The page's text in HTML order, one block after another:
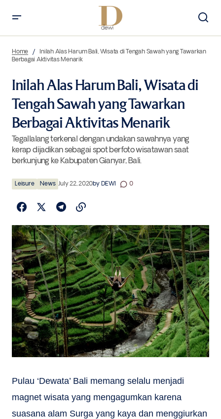
Berbagai Aktivitas Menarik
Home
Inilah Alas Harum Bali, Wisata di Tengah Sawah yang Tawarkan
Berbagai Aktivitas Menarik
Inilah Alas Harum Bali, Wisata di
Tengah Sawah yang Tawarkan
Berbagai Aktivitas Menarik
Tegallalang terkenal dengan undakan sawahnya yang
kerap dijadikan sebagai spot berfoto wisatawan saat
berkunjung ke Kabupaten Gianyar, Bali.
Leisure News July 22, 2020by DEWI 0
Pulau ‘Dewata’ Bali memang selalu menjadi
magnet wisata yang mengagumkan karena
suasana alam Surga yang kaya dan menggiurkan